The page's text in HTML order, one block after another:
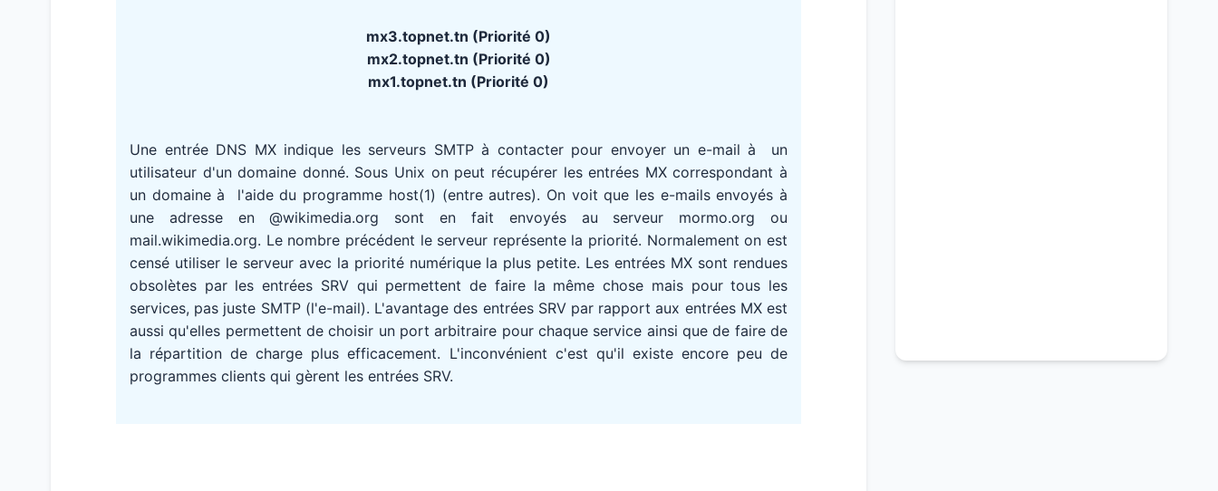
mx3.topnet.tn (Priorité 0)
mx2.topnet.tn (Priorité 0)
mx1.topnet.tn (Priorité 0)
Une entrée DNS MX indique les serveurs SMTP à contacter pour envoyer un e-mail à un
utilisateur d'un domaine donné. Sous Unix on peut récupérer les entrées MX correspondant à
un domaine à l'aide du programme host(1) (entre autres). On voit que les e-mails envoyés à
une adresse en @wikimedia.org sont en fait envoyés au serveur mormo.org ou
mail.wikimedia.org. Le nombre précédent le serveur représente la priorité. Normalement on est
censé utiliser le serveur avec la priorité numérique la plus petite. Les entrées MX sont rendues
obsolètes par les entrées SRV qui permettent de faire la même chose mais pour tous les
services, pas juste SMTP (l'e-mail). L'avantage des entrées SRV par rapport aux entrées MX est
aussi qu'elles permettent de choisir un port arbitraire pour chaque service ainsi que de faire de
la répartition de charge plus efficacement. L'inconvénient c'est qu'il existe encore peu de
programmes clients qui gèrent les entrées SRV.